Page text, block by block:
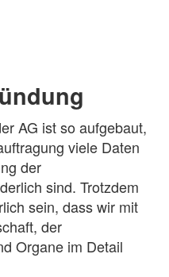
AG ist so aufgebaut,
viele Daten
der
sind. Trotzdem
sein, dass wir mit
der
Organe im Detail